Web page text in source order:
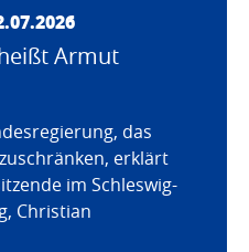
Armut
das
erklärt
im Schleswig-
Christian